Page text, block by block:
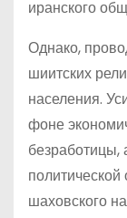
иранского
Однако,
шиитских
населения.
фоне
шаховского